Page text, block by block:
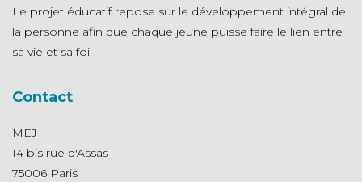
Le projet éducatif repose sur le développement intégral de
la personne afin que chaque jeune puisse faire le lien entre
sa vie et sa foi.
Contact
MEJ
14 bis rue d'Assas
75006 Paris